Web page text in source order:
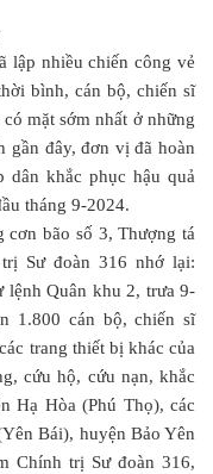
lập nhiều chiến công vẻ
bình, cán bộ, chiến sĩ
mặt sớm nhất ở những
đây, đơn vị đã hoàn
dân khắc phục hậu quả
tháng 9-2024.
bão số 3, Thượng tá
Sư đoàn 316 nhớ lại:
lệnh Quân khu 2, trưa 9-
1.800 cán bộ, chiến sĩ
trang thiết bị khác của
cứu hộ, cứu nạn, khắc
Hạ Hòa (Phú Thọ), các
Bái), huyện Bảo Yên
Chính trị Sư đoàn 316,